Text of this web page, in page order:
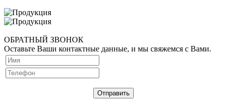
ОБРАТНЫЙ ЗВОНОК
Оставьте Ваши контактные данные, и мы свяжемся с Вами.